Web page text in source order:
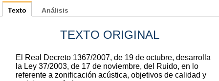
Texto
TEXTO ORIGINAL
El Real Decreto 1367/2007, de 19 de octubre, desarrolla
la Ley 37/2003, de 17 de noviembre, del Ruido, en lo
referente a zonificación acústica, objetivos de calidad y
Análisis